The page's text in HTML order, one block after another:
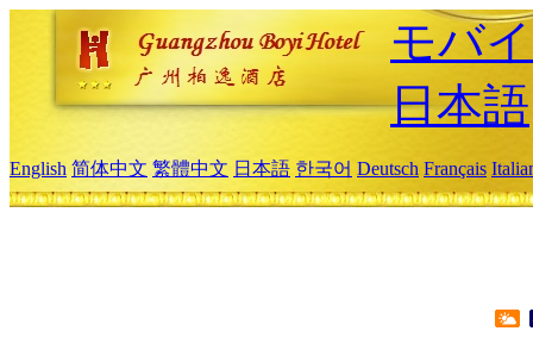
モバ
日本語
English 简体中文 繁體中文 日本語 한국어 Deutsch Français